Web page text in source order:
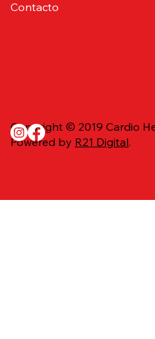
Contacto
Copyright © 2019 Cardio
Powered by R21 Digital.